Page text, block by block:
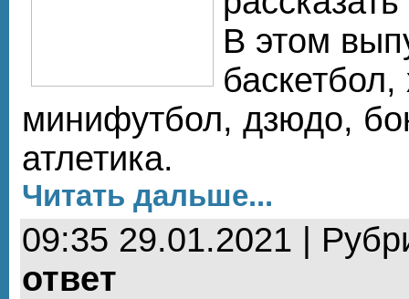
В этом
баскетбол,
минифутбол, дзюдо,
атлетика.
Читать дальше...
09:35 29.01.2021 |
ответ